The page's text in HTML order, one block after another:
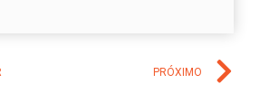
PRÓXIMO